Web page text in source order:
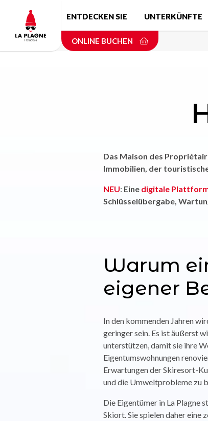
content
ENTDECKEN SIE UNTERKÜNFTE
ONLINE BUCHEN
Das Maison des
Immobilien, der
NEU: Eine digitale
Schlüsselübergabe,
Warum
eigener
In den kommenden Jahren
geringer sein. Es ist äußerst
unterstützen, damit sie ihre
Eigentumswohnungen
Erwartungen der Skiresort-
und die Umweltprobleme zu
Die Eigentümer in La Plagne
Skiort. Sie spielen daher eine